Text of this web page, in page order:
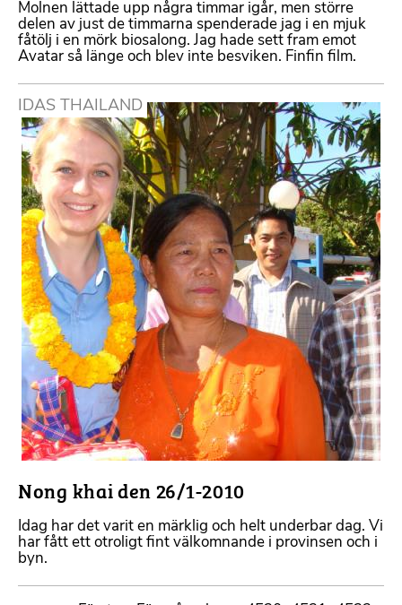
Molnen lättade upp några timmar igår, men större
delen av just de timmarna spenderade jag i en mjuk
fåtölj i en mörk biosalong. Jag hade sett fram emot
Avatar så länge och blev inte besviken. Finfin film.
IDAS THAILAND
Nong khai den 26/1-2010
Idag har det varit en märklig och helt underbar dag. Vi
har fått ett otroligt fint välkomnande i provinsen och i
byn.